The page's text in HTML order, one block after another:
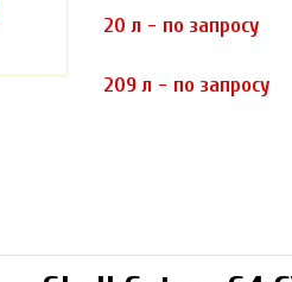
20 л - по запросу
209 л - по запросу